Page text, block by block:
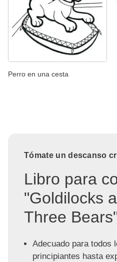
Perro en una cesta
Tómate un descanso
Libro para
"Goldilocks
Three
Adecuado para todos
principiantes hasta